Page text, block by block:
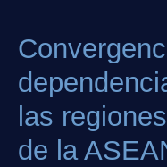
las
de la